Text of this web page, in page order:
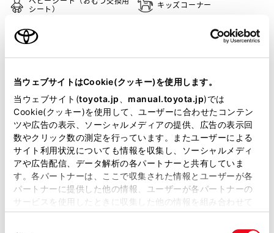
当ウェブサイトはCookie(クッキー)を使用します。
当ウェブサイト(toyota.jp manual.toyota.jp)では
Cookie(クッキー)を使用して、ユーザーに合わせたコンテン
ツや広告の表示、ソーシャルメディアの提供、広告の表示回
数やクリック数の測定を行っています。またユーザーによる
サイト利用状況についても情報を収集し、ソーシャルメディ
アや広告配信、データ解析の各パートナーと共有していま
す。各パートナーは、ここで収集された情報とユーザーが各
パートナーに提供した他の情報、ユーザーが各パートナーの
サービスを使用したときに収集した他の情報を組み合わせて
使用することがあります。当ウェブサイトの使用を続行する
シート）
キッズコーナー
自動洗車機 フリードリンク
車検・整備・メンテナンス取
WiFi
この販売店のウェブサイトはこちら